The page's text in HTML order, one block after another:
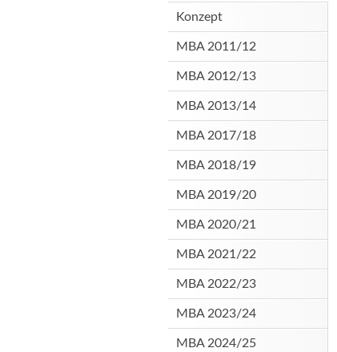
Konzept
MBA 2011/12
MBA 2012/13
MBA 2013/14
MBA 2017/18
MBA 2018/19
MBA 2019/20
MBA 2020/21
MBA 2021/22
MBA 2022/23
MBA 2023/24
MBA 2024/25